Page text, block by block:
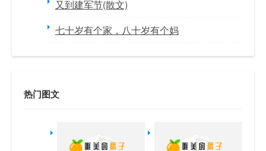
又到建军节(散文)
七十岁有个家，八十岁有个妈
热门图文